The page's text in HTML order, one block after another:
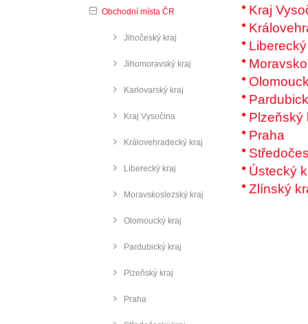
Obchodní místa ČR
Jihočeský kraj
Jihomoravský kraj
Karlovarský kraj
Kraj Vysočina
Královehradecký kraj
Liberecký kraj
Moravskoslezský kraj
Olomoucký kraj
Pardubický kraj
Plzeňský kraj
Praha
Kraj
Plzeňský
Praha
Ústecký
Zlínský